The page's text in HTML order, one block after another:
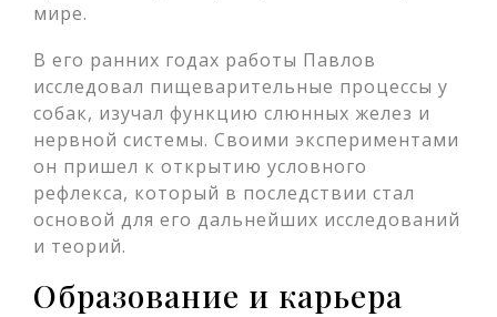
мире.
В его ранних годах работы Павлов
исследовал пищеварительные процессы у
собак, изучал функцию слюнных желез и
нервной системы. Своими экспериментами
он пришел к открытию условного
рефлекса, который в последствии стал
основой для его дальнейших исследований
и теорий.
Образование и карьера